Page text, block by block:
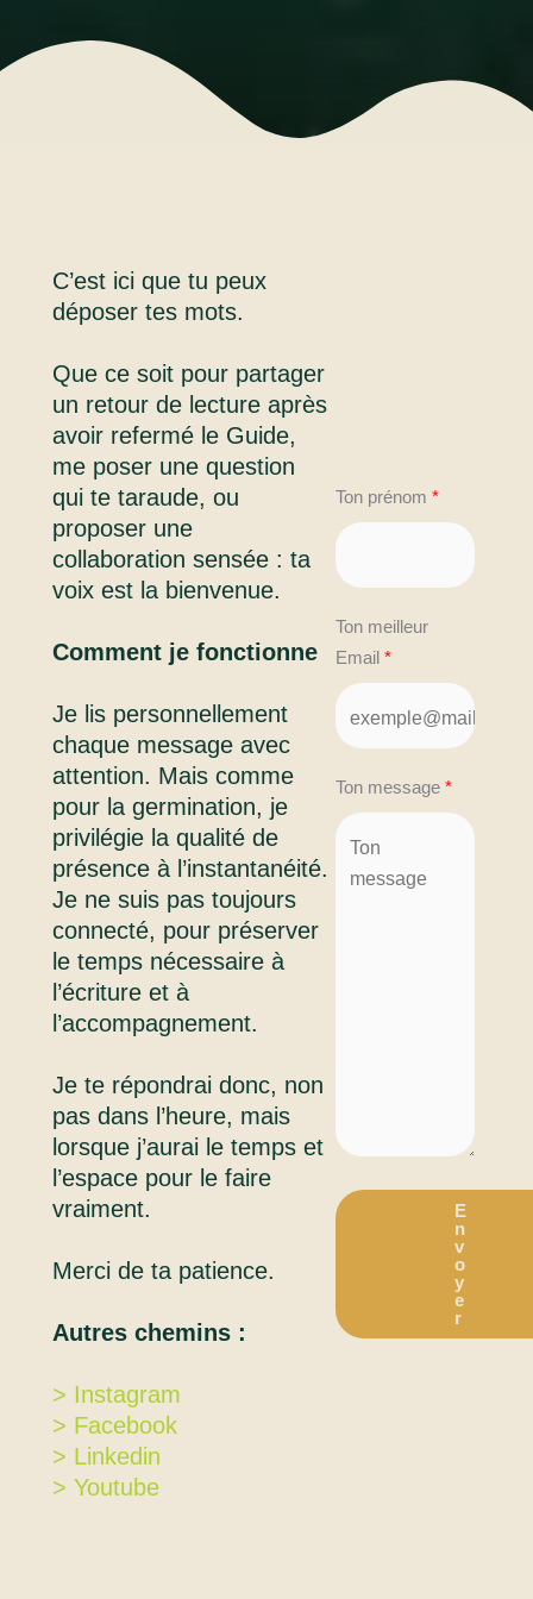
C’est ici que tu peux
déposer tes mots.
Que ce soit pour partager
un retour de lecture après
avoir refermé le Guide,
me poser une question
qui te taraude, ou
proposer une
collaboration sensée : ta
voix est la bienvenue.
Comment je fonctionne
Je lis personnellement
chaque message avec
attention. Mais comme
pour la germination, je
privilégie la qualité de
présence à l’instantanéité.
Je ne suis pas toujours
connecté, pour préserver
le temps nécessaire à
l’écriture et à
l’accompagnement.
Je te répondrai donc, non
pas dans l’heure, mais
lorsque j’aurai le temps et
l’espace pour le faire
vraiment.
Merci de ta patience.
Autres chemins :
> Instagram
> Facebook
> Linkedin
> Youtube
Ton prénom
Ton meilleur
Email
Ton message
E
n
v
o
y
e
r